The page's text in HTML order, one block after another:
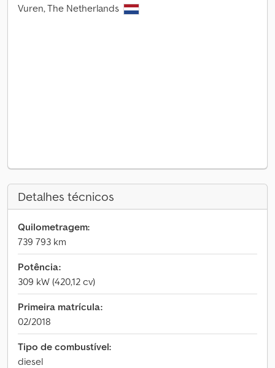
Vuren, The Netherlands
Detalhes técnicos
Quilometragem:
739 793 km
Potência:
309 kW (420,12 cv)
Primeira matrícula:
02/2018
Tipo de combustível:
diesel